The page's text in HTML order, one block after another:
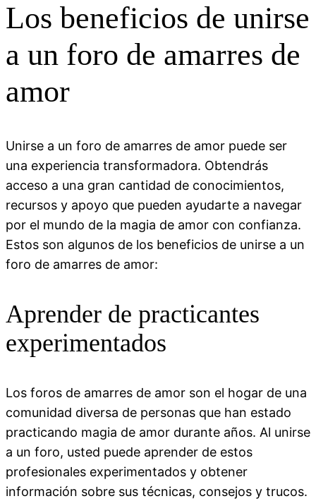
Los beneficios de unirse
a un foro de amarres de
amor
Unirse a un foro de amarres de amor puede ser
una experiencia transformadora. Obtendrás
acceso a una gran cantidad de conocimientos,
recursos y apoyo que pueden ayudarte a navegar
por el mundo de la magia de amor con confianza.
Estos son algunos de los beneficios de unirse a un
foro de amarres de amor:
Aprender de practicantes
experimentados
Los foros de amarres de amor son el hogar de una
comunidad diversa de personas que han estado
practicando magia de amor durante años. Al unirse
a un foro, usted puede aprender de estos
profesionales experimentados y obtener
información sobre sus técnicas, consejos y trucos.